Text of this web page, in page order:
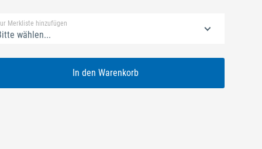
Merkliste hinzufügen
wählen...
In den Warenkorb